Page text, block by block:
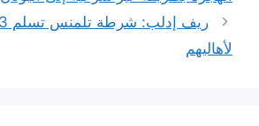
لأهاليهم